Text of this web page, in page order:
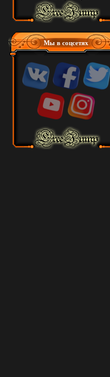
Мы в соцсетях